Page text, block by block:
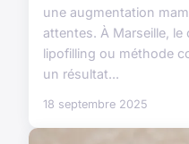
une augmentation
attentes. À Marseille,
lipofilling ou méthode
un résultat...
18 septembre 2025